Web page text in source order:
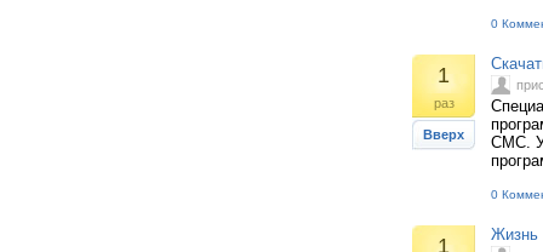
0
1
раз
Вверх
СМС. У
0
1 Жизнь